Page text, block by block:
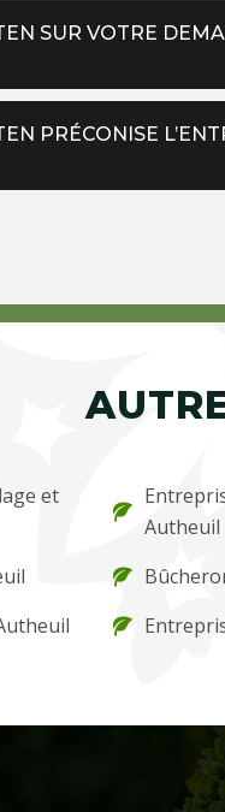
SUR VOTRE
PRÉCONISE
et
Autheuil